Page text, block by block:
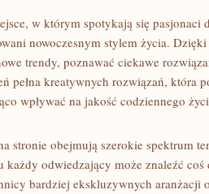
w którym spotykają się pasjonaci
nowoczesnym stylem życia.
trendy, poznawać ciekawe
pełna kreatywnych rozwiązań, która
wpływać na jakość codziennego
stronie obejmują szerokie spektrum
każdy odwiedzający może znaleźć
bardziej ekskluzywnych aranżacji